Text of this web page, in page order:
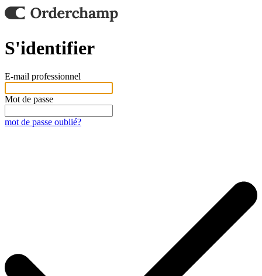
S'identifier
E-mail professionnel
Mot de passe
mot de passe oublié?